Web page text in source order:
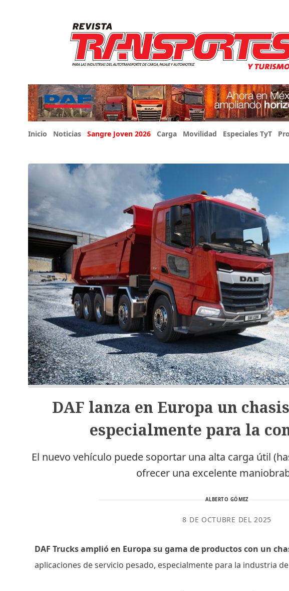
Inicio Noticias Sangre Joven 2026 Carga Movilidad Especiales TyT
DAF lanza en Europa un
especialmente para la
El nuevo vehículo puede soportar una alta carga útil
ofrecer una excelente
ALBERTO GÓMEZ
8 DE OCTUBRE DEL 2025
DAF Trucks amplió en Europa su gama de productos con un
aplicaciones de servicio pesado, especialmente para la industria